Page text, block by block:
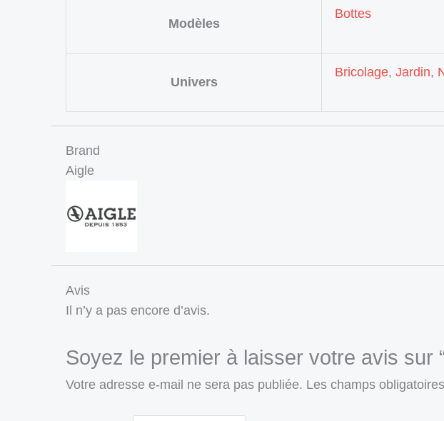
Modèles
Bottes
Univers
Bricolage, Jardin,
Brand
Aigle
Avis
Il n’y a pas encore d’avis.
Soyez le premier à laisser votre avis sur
Votre adresse e-mail ne sera pas publiée. Les champs